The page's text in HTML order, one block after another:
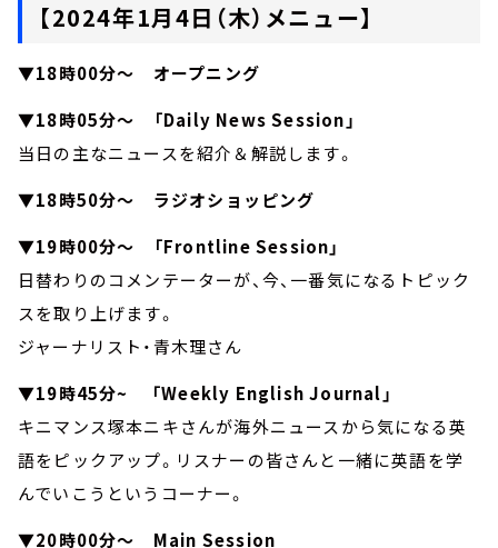
【2024年1月4日（木）メニュー】
▼18時00分～ オープニング
▼18時05分～ 「Daily News Session」
当日の主なニュースを紹介＆解説します。
▼18時50分～ ラジオショッピング
▼19時00分～ 「Frontline Session」
日替わりのコメンテーターが、今、一番気になるトピック
スを取り上げます。
ジャーナリスト・青木理さん
▼19時45分~ 「Weekly English Journal」
キニマンス塚本ニキさんが海外ニュースから気になる英
語をピックアップ。リスナーの皆さんと一緒に英語を学
んでいこうというコーナー。
▼20時00分～ Main Session